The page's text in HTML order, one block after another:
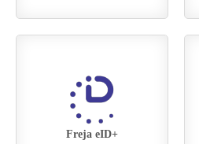
Freja eID+